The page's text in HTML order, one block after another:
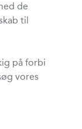
de
til
på forbi
vores